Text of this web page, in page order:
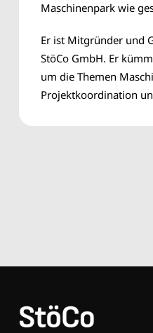
Maschinenpark wie
Er ist Mitgründer und
StöCo GmbH. Er
um die Themen
Projektkoordination